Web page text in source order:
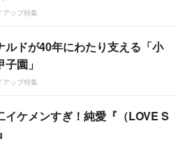
アップ特集
ルドが40年にわたり支える「小
園」
アップ特集
イケメンすぎ！純愛『（LOVE S